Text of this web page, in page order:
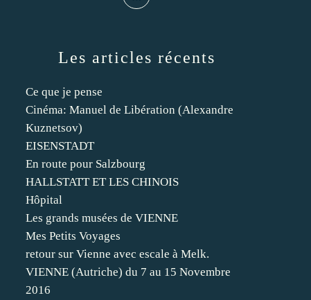
Les articles récents
Ce que je pense
Cinéma: Manuel de Libération (Alexandre
Kuznetsov)
EISENSTADT
En route pour Salzbourg
HALLSTATT ET LES CHINOIS
Hôpital
Les grands musées de VIENNE
Mes Petits Voyages
retour sur Vienne avec escale à Melk.
VIENNE (Autriche) du 7 au 15 Novembre
2016